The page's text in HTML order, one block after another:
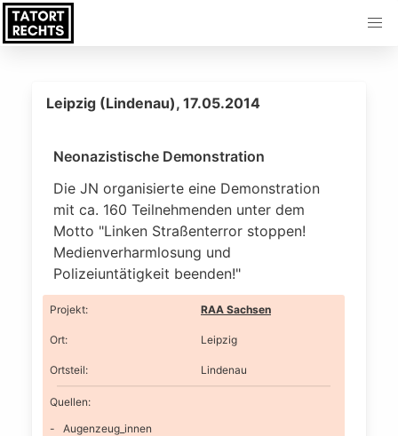
Leipzig (Lindenau), 17.05.2014
Neonazistische Demonstration
Die JN organisierte eine Demonstration
mit ca. 160 Teilnehmenden unter dem
Motto "Linken Straßenterror stoppen!
Medienverharmlosung und
Polizeiuntätigkeit beenden!"
Projekt: RAA Sachsen
Ort: Leipzig
Ortsteil: Lindenau
Quellen:
Augenzeug_innen